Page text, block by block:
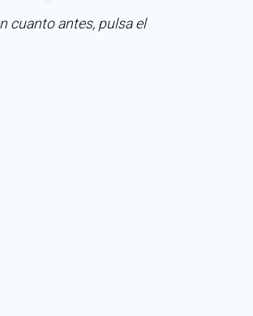
cuanto antes, pulsa el